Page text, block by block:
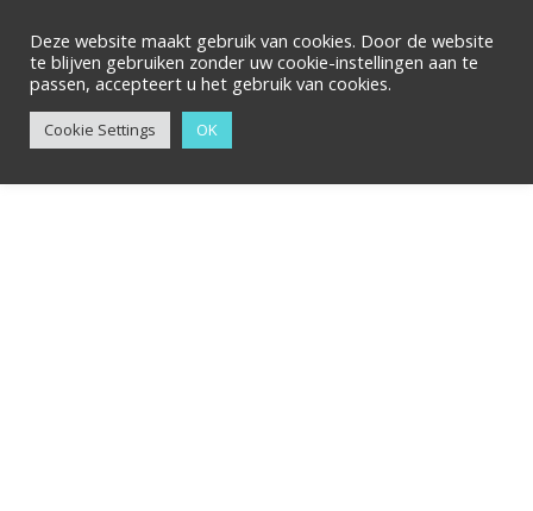
naar
inhoud
Book
Deze website maakt gebruik van cookies. Door de website
te blijven gebruiken zonder uw cookie-instellingen aan te
passen, accepteert u het gebruik van cookies.
Cookie Settings OK